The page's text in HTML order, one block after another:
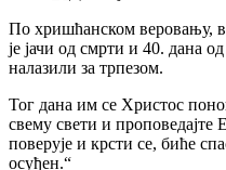
По хришћанском веровању,
је јачи од смрти и 40. дана
налазили за трпезом.
Тог дана им се Христос
свему свети и проповедајте
поверује и крсти се, биће
осуђен.“